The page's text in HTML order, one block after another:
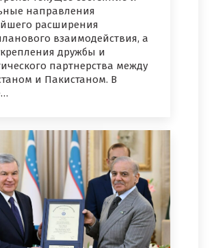
направления
расширения
взаимодействия, а
дружбы и
партнерства между
и Пакистаном. В